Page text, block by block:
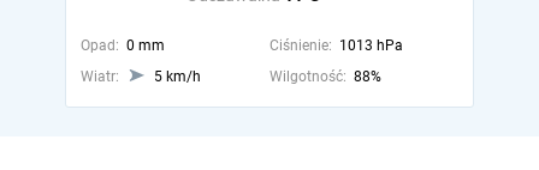
Opad: 0 mm Ciśnienie: 1013 hPa
Wiatr:
5 km/h Wilgotność: 88%